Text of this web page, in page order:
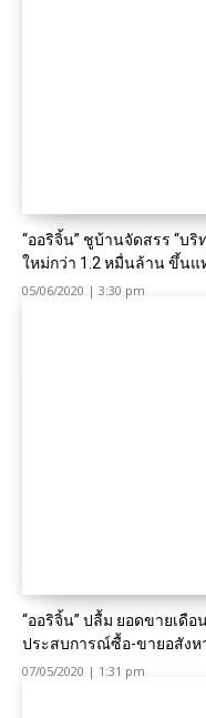
“ออริจิ้น” ชูบ้านจัดสรร “บริ
ใหม่กว่า 1.2 หมื่นล้าน ขึ้นแท่
05/06/2020 | 3:30 pm
“ออริจิ้น” ปลื้ม ยอดขายเดือ
ประสบการณ์ซื้อ-ขายอสังห
07/05/2020 | 1:31 pm